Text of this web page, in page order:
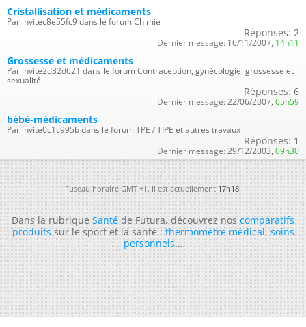
Cristallisation et médicaments
Par invitec8e55fc9 dans le forum Chimie
Réponses: 2
Dernier message: 16/11/2007, 14h11
Grossesse et médicaments
Par invite2d32d621 dans le forum Contraception, gynécologie, grossesse et
sexualité
Réponses: 6
Dernier message: 22/06/2007, 05h59
bébé-médicaments
Par invite0c1c995b dans le forum TPE / TIPE et autres travaux
Réponses: 1
Dernier message: 29/12/2003, 09h30
Fuseau horaire GMT +1. Il est actuellement17h18.
Dans la rubriqueSantéde Futura, découvrez noscomparatifs
produitssur le sport et la santé :thermomètre médical,soins
personnels...